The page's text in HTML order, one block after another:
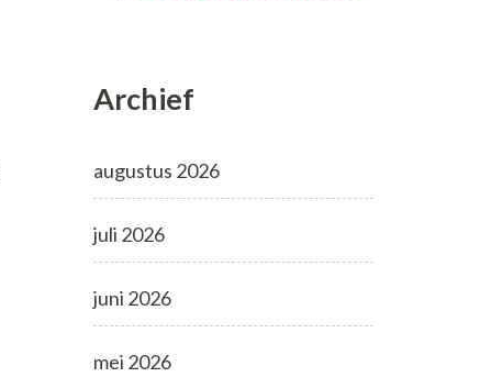
Archief
augustus 2026
juli 2026
juni 2026
mei 2026